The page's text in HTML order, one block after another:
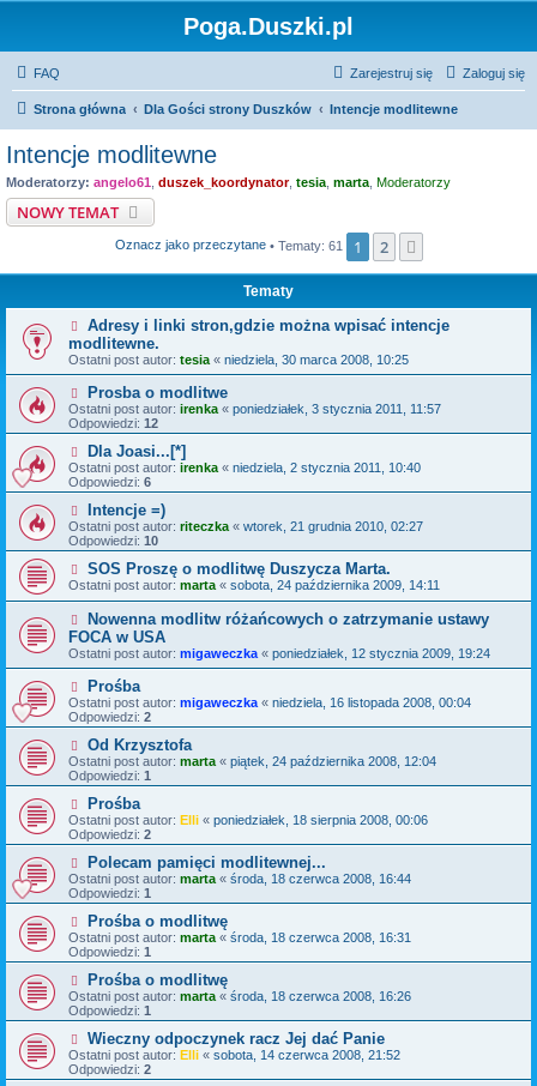
Poga.Duszki.pl
FAQ Zaloguj się
Zarejestruj się
Strona główna Dla Gości strony Duszków Intencje modlitewne
Intencje modlitewne
Moderatorzy: angelo61 duszek_koordynator, tesia marta Moderatorzy
NOWY TEMAT
Oznacz jako przeczytane• Tematy: 61 1 2
Tematy
Adresy i linki stron,gdzie można wpisać intencje
modlitewne.
Ostatni post autor: tesia « niedziela, 30 marca 2008, 10:25
Prosba o modlitwe
Ostatni post autor: irenka « poniedziałek, 3 stycznia 2011, 11:57
Odpowiedzi: 12
Dla Joasi...[*]
Ostatni post autor: irenka « niedziela, 2 stycznia 2011, 10:40
Odpowiedzi: 6
Intencje =)
Ostatni post autor: riteczka « wtorek, 21 grudnia 2010, 02:27
Odpowiedzi: 10
SOS Proszę o modlitwę Duszycza Marta.
Ostatni post autor: marta « sobota, 24 października 2009, 14:11
Nowenna modlitw różańcowych o zatrzymanie ustawy
FOCA w USA
Ostatni post autor: migaweczka « poniedziałek, 12 stycznia 2009, 19:24
Prośba
Ostatni post autor: migaweczka « niedziela, 16 listopada 2008, 00:04
Odpowiedzi: 2
Od Krzysztofa
Ostatni post autor: marta « piątek, 24 października 2008, 12:04
Odpowiedzi: 1
Prośba
Ostatni post autor: Elli « poniedziałek, 18 sierpnia 2008, 00:06
Odpowiedzi: 2
Polecam pamięci modlitewnej...
Ostatni post autor: marta « środa, 18 czerwca 2008, 16:44
Odpowiedzi: 1
Prośba o modlitwę
Ostatni post autor: marta « środa, 18 czerwca 2008, 16:31
Odpowiedzi: 1
Prośba o modlitwę
Ostatni post autor: marta « środa, 18 czerwca 2008, 16:26
Odpowiedzi: 1
Wieczny odpoczynek racz Jej dać Panie
Ostatni post autor: Elli « sobota, 14 czerwca 2008, 21:52
Odpowiedzi: 2